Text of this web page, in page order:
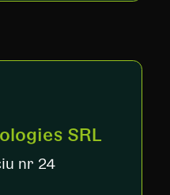
SRL
nr 24